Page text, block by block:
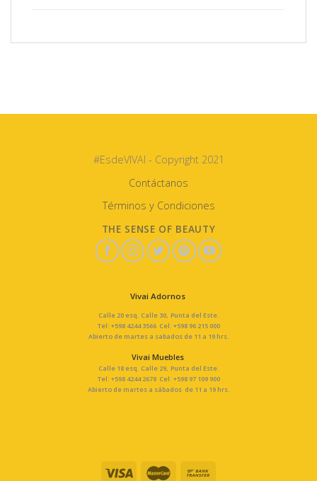
#EsdeVIVAI - Copyright 2021
Contáctanos
Términos y Condiciones
THE SENSE OF BEAUTY
Vivai Adornos
Calle 20 esq. Calle 30, Punta del Este.
Tel: +598 4244 3566 Cel: +598 96 215 000
Abierto de martes a sabados de 11 a 19 hrs.
Vivai Muebles
Calle 18 esq. Calle 29, Punta del Este.
Tel: +598 4244 2678 Cel: +598 97 109 900
Abierto de martes a sábados de 11 a 19 hrs.